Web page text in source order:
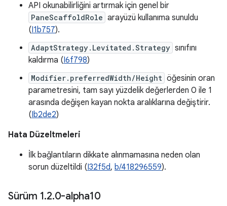
API okunabilirliğini artırmak için genel bir
PaneScaffoldRole arayüzü kullanıma sunuldu
(I1b757).
AdaptStrategy.Levitated.Strategy sınıfını
kaldırma (I6f798)
Modifier.preferredWidth/Height öğesinin oran
parametresini, tam sayı yüzdelik değerlerden 0 ile 1
arasında değişen kayan nokta aralıklarına değiştirir.
(Ib2de2)
Hata Düzeltmeleri
İlk bağlantıların dikkate alınmamasına neden olan
sorun düzeltildi (I32f5d, b/418296559).
Sürüm 1.2.0-alpha10